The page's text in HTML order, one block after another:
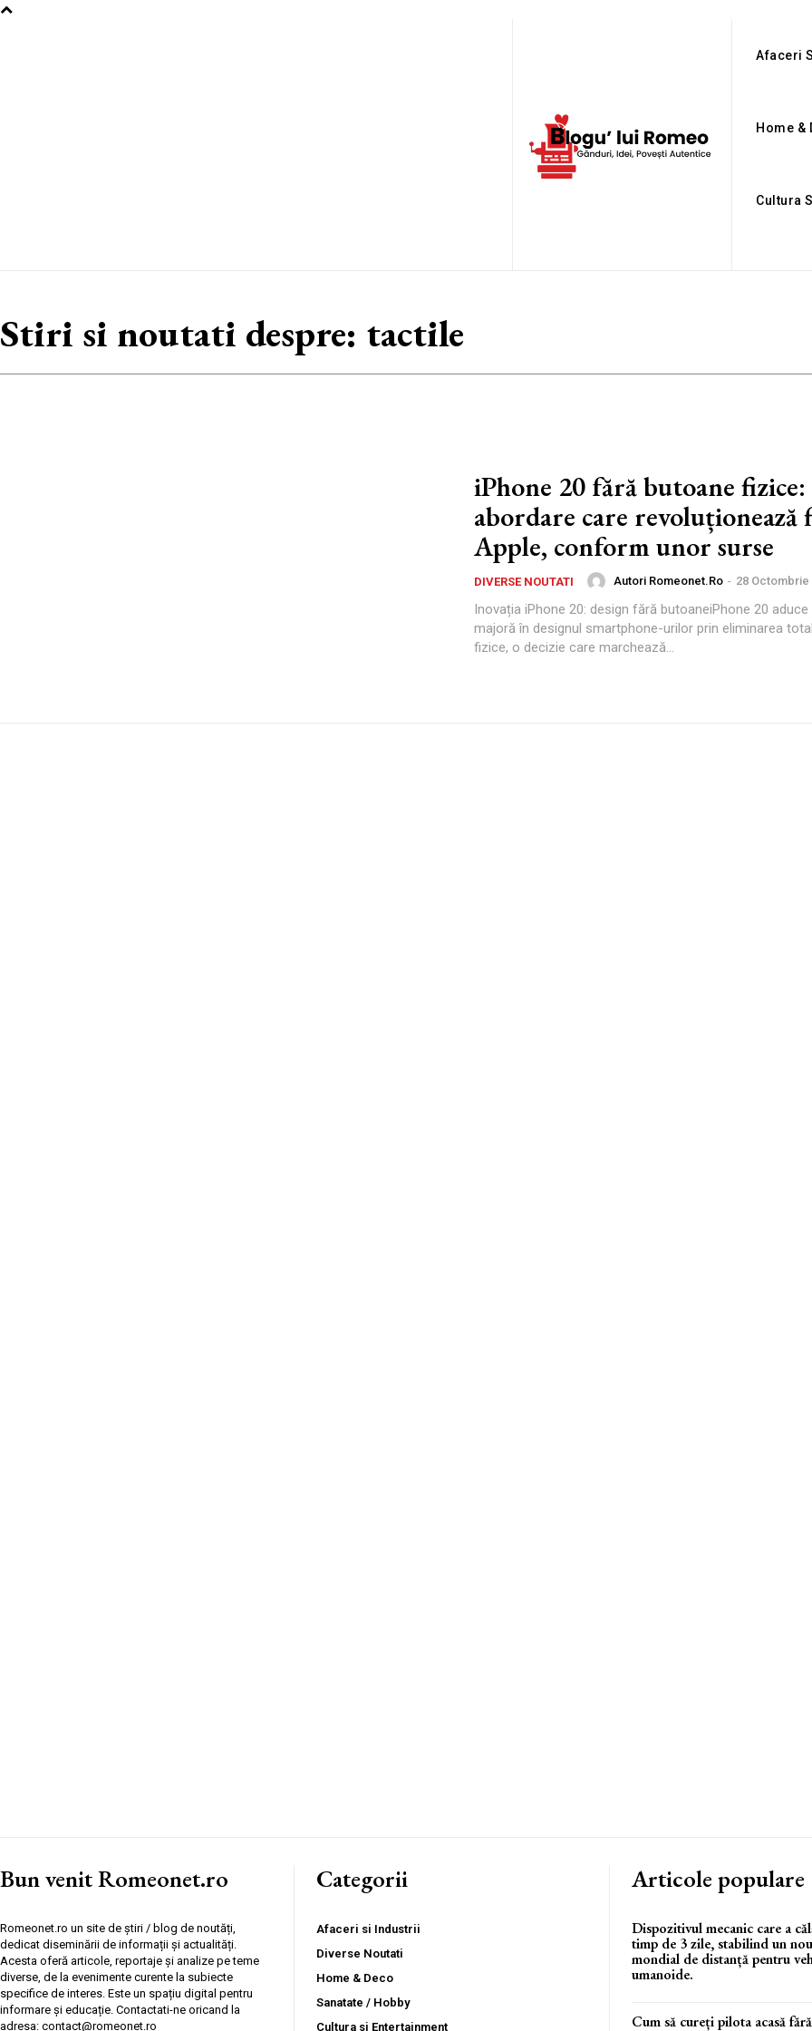
Afaceri
Home &
Cultura
Stiri si noutati despre: tactile
iPhone 20 fără butoane fizice:
abordare care revoluționează
Apple, conform unor surse
DIVERSE NOUTATI Autori Romeonet.ro - 28 Octombrie
Inovația iPhone 20: design fără butoaneiPhone 20
majoră în designul smartphone-urilor prin eliminarea
fizice, o decizie care marchează...
Bun venit Romeonet.ro
Romeonet.ro un site de știri / blog de noutăți,
dedicat diseminării de informații și actualități.
Acesta oferă articole, reportaje și analize pe teme
diverse, de la evenimente curente la subiecte
specifice de interes. Este un spațiu digital pentru
informare și educație. Contactati-ne oricand la
adresa: contact@romeonet.ro
Categorii
Afaceri si Industrii
Diverse Noutati
Home & Deco
Sanatate / Hobby
Cultura si Entertainment
Articole populare
Dispozitivul mecanic care a
timp de 3 zile, stabilind un
mondial de distanță pentru
umanoide.
Cum să cureți pilota acasă